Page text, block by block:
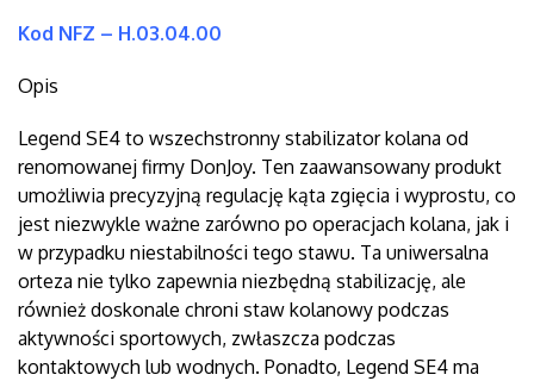
Kod NFZ – H.03.04.00
Opis
Legend SE4 to wszechstronny stabilizator kolana od
renomowanej firmy DonJoy. Ten zaawansowany produkt
umożliwia precyzyjną regulację kąta zgięcia i wyprostu, co
jest niezwykle ważne zarówno po operacjach kolana, jak i
w przypadku niestabilności tego stawu. Ta uniwersalna
orteza nie tylko zapewnia niezbędną stabilizację, ale
również doskonale chroni staw kolanowy podczas
aktywności sportowych, zwłaszcza podczas
kontaktowych lub wodnych. Ponadto, Legend SE4 ma